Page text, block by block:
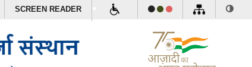
SCREEN READER